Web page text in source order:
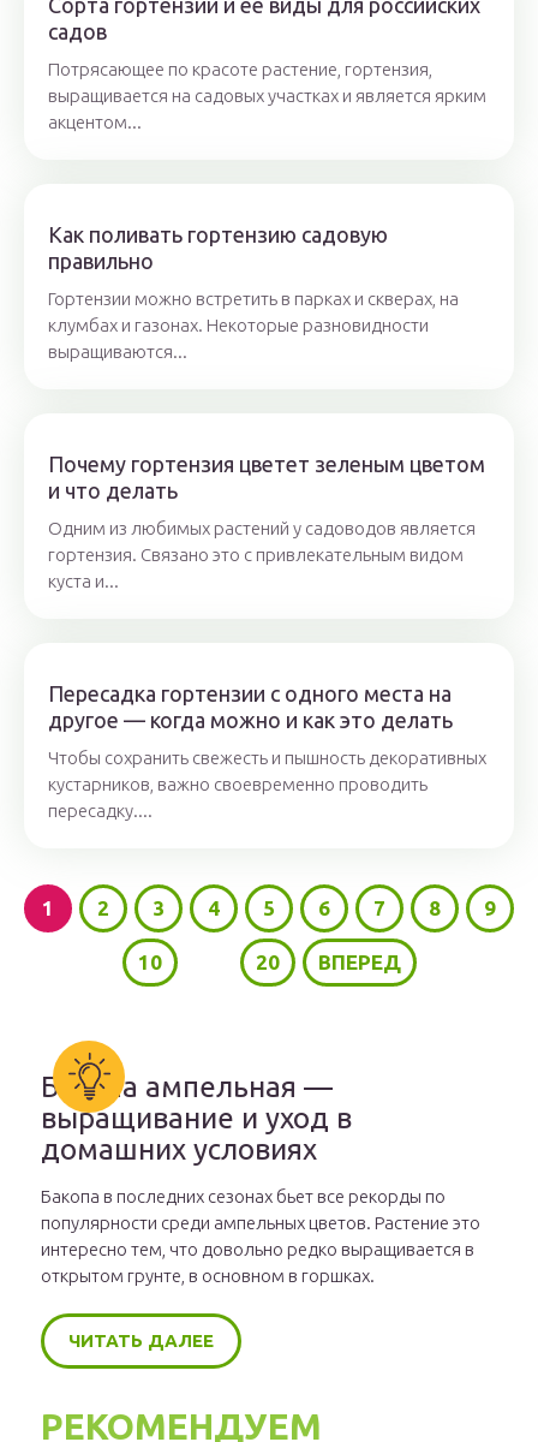
Сорта гортензии и ее виды для российских
садов
Потрясающее по красоте растение, гортензия,
выращивается на садовых участках и является ярким
акцентом...
Как поливать гортензию садовую
правильно
Гортензии можно встретить в парках и скверах, на
клумбах и газонах. Некоторые разновидности
выращиваются...
Почему гортензия цветет зеленым цветом
и что делать
Одним из любимых растений у садоводов является
гортензия. Связано это с привлекательным видом
куста и...
Пересадка гортензии с одного места на
другое — когда можно и как это делать
Чтобы сохранить свежесть и пышность декоративных
кустарников, важно своевременно проводить
пересадку....
1 2 3 4 5 6 7 8 9
10 20 ВПЕРЕД
Бакопа ампельная —
выращивание и уход в
домашних условиях
Бакопа в последних сезонах бьет все рекорды по
популярности среди ампельных цветов. Растение это
интересно тем, что довольно редко выращивается в
открытом грунте, в основном в горшках.
ЧИТАТЬ ДАЛЕЕ
РЕКОМЕНДУЕМ